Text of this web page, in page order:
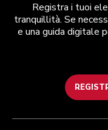
Registra i tuoi
tranquillità. Se
e una guida digitale
Assistenza clienti
Termini e condizioni
Per il marchio
Trova un negozio